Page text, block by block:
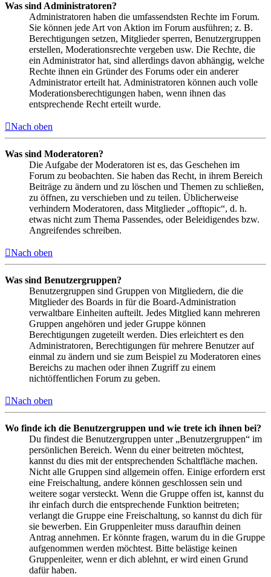
Was sind Administratoren?
Administratoren haben die umfassendsten Rechte im Forum.
Sie können jede Art von Aktion im Forum ausführen; z. B.
Berechtigungen setzen, Mitglieder sperren, Benutzergruppen
erstellen, Moderationsrechte vergeben usw. Die Rechte, die
ein Administrator hat, sind allerdings davon abhängig, welche
Rechte ihnen ein Gründer des Forums oder ein anderer
Administrator erteilt hat. Administratoren können auch volle
Moderationsberechtigungen haben, wenn ihnen das
entsprechende Recht erteilt wurde.
Nach oben
Was sind Moderatoren?
Die Aufgabe der Moderatoren ist es, das Geschehen im
Forum zu beobachten. Sie haben das Recht, in ihrem Bereich
Beiträge zu ändern und zu löschen und Themen zu schließen,
zu öffnen, zu verschieben und zu teilen. Üblicherweise
verhindern Moderatoren, dass Mitglieder „offtopic“, d. h.
etwas nicht zum Thema Passendes, oder Beleidigendes bzw.
Angreifendes schreiben.
Nach oben
Was sind Benutzergruppen?
Benutzergruppen sind Gruppen von Mitgliedern, die die
Mitglieder des Boards in für die Board-Administration
verwaltbare Einheiten aufteilt. Jedes Mitglied kann mehreren
Gruppen angehören und jeder Gruppe können
Berechtigungen zugeteilt werden. Dies erleichtert es den
Administratoren, Berechtigungen für mehrere Benutzer auf
einmal zu ändern und sie zum Beispiel zu Moderatoren eines
Bereichs zu machen oder ihnen Zugriff zu einem
nichtöffentlichen Forum zu geben.
Nach oben
Wo finde ich die Benutzergruppen und wie trete ich ihnen bei?
Du findest die Benutzergruppen unter „Benutzergruppen“ im
persönlichen Bereich. Wenn du einer beitreten möchtest,
kannst du dies mit der entsprechenden Schaltfläche machen.
Nicht alle Gruppen sind allgemein offen. Einige erfordern erst
eine Freischaltung, andere können geschlossen sein und
weitere sogar versteckt. Wenn die Gruppe offen ist, kannst du
ihr einfach durch die entsprechende Funktion beitreten;
verlangt die Gruppe eine Freischaltung, so kannst du dich für
sie bewerben. Ein Gruppenleiter muss daraufhin deinen
Antrag annehmen. Er könnte fragen, warum du in die Gruppe
aufgenommen werden möchtest. Bitte belästige keinen
Gruppenleiter, wenn er dich ablehnt, er wird einen Grund
dafür haben.